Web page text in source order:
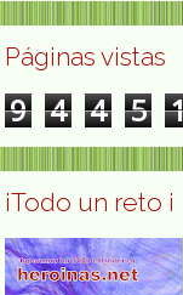
Páginas vistas
9 4 4 5
¡Todo un reto ¡